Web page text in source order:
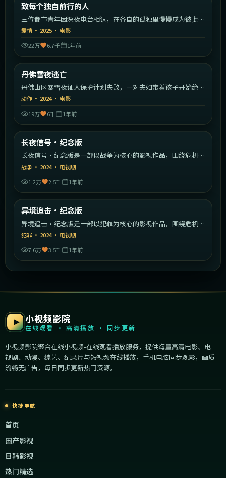
最新
致每个独自前行的人
三位都市青年因深夜电台相识，在各自的孤独里慢慢成为彼此的
灯塔。
爱情 · 2025 · 电影
22万
6.7千 1年前
最新
丹佛雪夜逃亡
丹佛山区暴雪夜证人保护计划失败，一对夫妇带着孩子开始绝命
逃亡。
动作 · 2024· 电影
19万
6千 1年前
最新
长夜信号·纪念版
长夜信号·纪念版是一部以战争为核心的影视作品，围绕危机、
反转与人物成长展开，整体节奏紧凑，值得推荐观看。
战争 · 2024· 电视剧
1.2万
2.5千 1年前
最新
异境追击·纪念版
异境追击·纪念版是一部以犯罪为核心的影视作品，围绕危机、
反转与人物成长展开，整体节奏紧凑，值得推荐观看。
犯罪 · 2024· 电视剧
7.6万
3.5千 1年前
小视频影院
在线观看 · 高清播放 · 同步更新
小视频影院聚合在线小视频-在线观看播放服务，提供海量高清电影、电
视剧、动漫、综艺、纪录片与短视频在线播放，手机电脑同步观影，画质
流畅无广告，每日同步更新热门资源。
快捷导航
首页
国产影视
日韩影视
热门精选